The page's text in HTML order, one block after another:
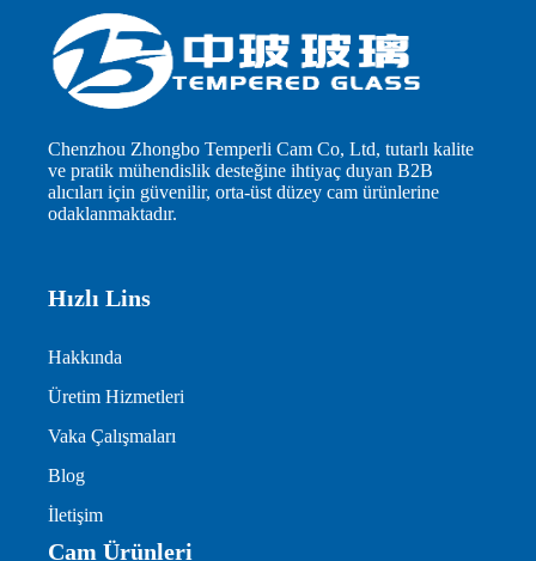
Chenzhou Zhongbo Temperli Cam Co, Ltd, tutarlı kalite
ve pratik mühendislik desteğine ihtiyaç duyan B2B
alıcıları için güvenilir, orta-üst düzey cam ürünlerine
odaklanmaktadır.
Hızlı Lins
Hakkında
Üretim Hizmetleri
Vaka Çalışmaları
Blog
İletişim
Cam Ürünleri